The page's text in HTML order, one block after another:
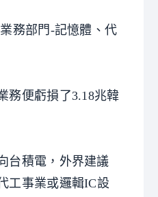
務部門-記憶體、代
務便虧損了3.18兆韓
台積電，外界建議
工事業或邏輯IC設